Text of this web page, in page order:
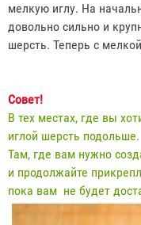
мелкую иглу. На
довольно сильно и
шерсть. Теперь с
Совет!
В тех местах, где вы
иглой шерсть подольше.
Там, где вам нужно
и продолжайте
пока вам не будет